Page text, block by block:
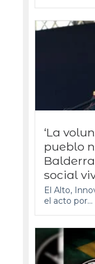
‘La
pueblo
social
El Alto,
el acto por...